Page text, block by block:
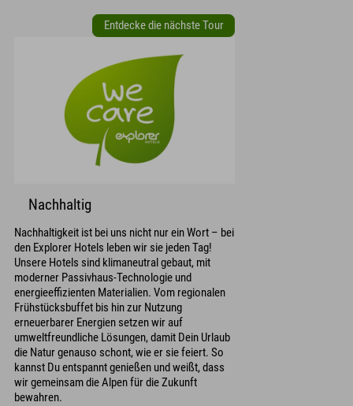
Entdecke die nächste Tour
Nachhaltig
Nachhaltigkeit ist bei uns nicht nur ein Wort – bei
den Explorer Hotels leben wir sie jeden Tag!
Unsere Hotels sind klimaneutral gebaut, mit
moderner Passivhaus-Technologie und
energieeffizienten Materialien. Vom regionalen
Frühstücksbuffet bis hin zur Nutzung
erneuerbarer Energien setzen wir auf
umweltfreundliche Lösungen, damit Dein Urlaub
die Natur genauso schont, wie er sie feiert. So
kannst Du entspannt genießen und weißt, dass
wir gemeinsam die Alpen für die Zukunft
bewahren.